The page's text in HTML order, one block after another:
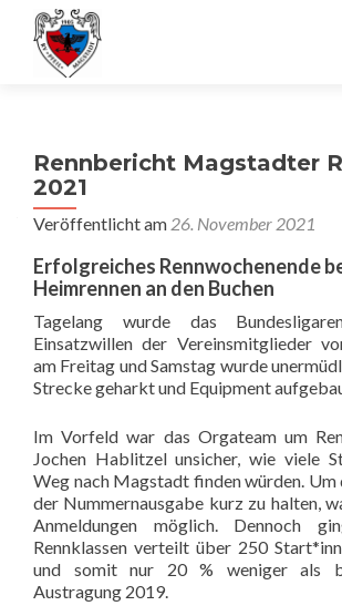
Rennbericht Magstadter
2021
Veröffentlicht am 26. November 2021
Erfolgreiches Rennwochenende
Heimrennen an den Buchen
Tagelang wurde das
Einsatzwillen der Vereinsmitglieder
am Freitag und Samstag wurde
Strecke geharkt und Equipment
Im Vorfeld war das Orgateam um
Jochen Hablitzel unsicher, wie viele
Weg nach Magstadt finden würden.
der Nummernausgabe kurz zu halten,
Anmeldungen möglich. Dennoch
Rennklassen verteilt über 250
und somit nur 20 % weniger als
Austragung 2019.